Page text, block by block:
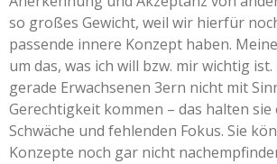
so großes Gewicht, weil wir hierfür
passende innere Konzept haben.
um das, was ich will bzw. mir wichtig
gerade Erwachsenen 3ern nicht mit
Gerechtigkeit kommen – das halten
Schwäche und fehlenden Fokus. Sie
Konzepte noch gar nicht